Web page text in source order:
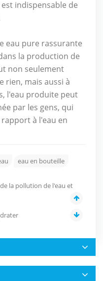
indispensable de
eau pure rassurante
la production de
non seulement
rien, mais aussi à
l'eau produite peut
par les gens, qui
à l'eau en
eau en bouteille
la pollution de l'eau et